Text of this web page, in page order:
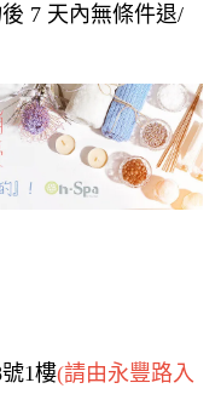
7 天內無條件退/
1樓(請由永豐路入